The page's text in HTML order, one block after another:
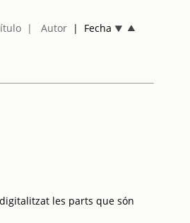
| Autor| Fecha
les parts que són